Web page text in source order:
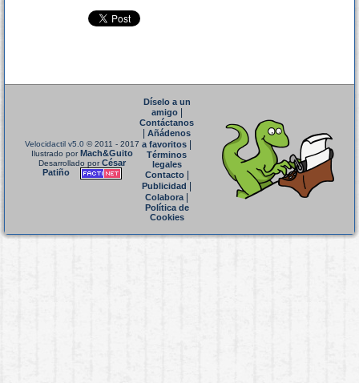
Velocidactil v5.0 © 2011 - 2017
Ilustrado porMach&Guito
Desarrollado porCésar
Patiño
Díselo a un
amigo|
Contáctanos
Añádenos
a favoritos
Términos
legales
Contacto|
Publicidad
Colabora|
Política de
Cookies